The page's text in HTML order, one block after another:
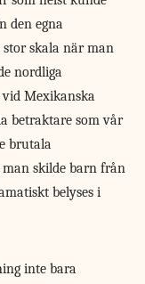
den egna
stor skala när man
nordliga
Mexikanska
betraktare som vår
brutala
skilde barn från
belyses i
inte bara